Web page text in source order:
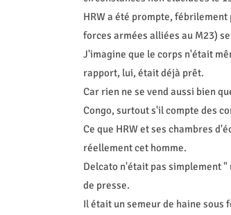
HRW a été prompte,
forces armées alliées au M23)
J'imagine que le corps n'était
rapport, lui, était déjà prêt.
Car rien ne se vend aussi bien
Congo, surtout s'il compte des
Ce que HRW et ses chambres
réellement cet homme.
Delcato n'était pas simplement
de presse.
Il était un semeur de haine sous